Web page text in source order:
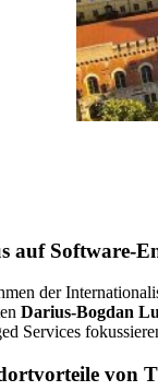
auf Software-
der
Darius-Bogdan
Services
von